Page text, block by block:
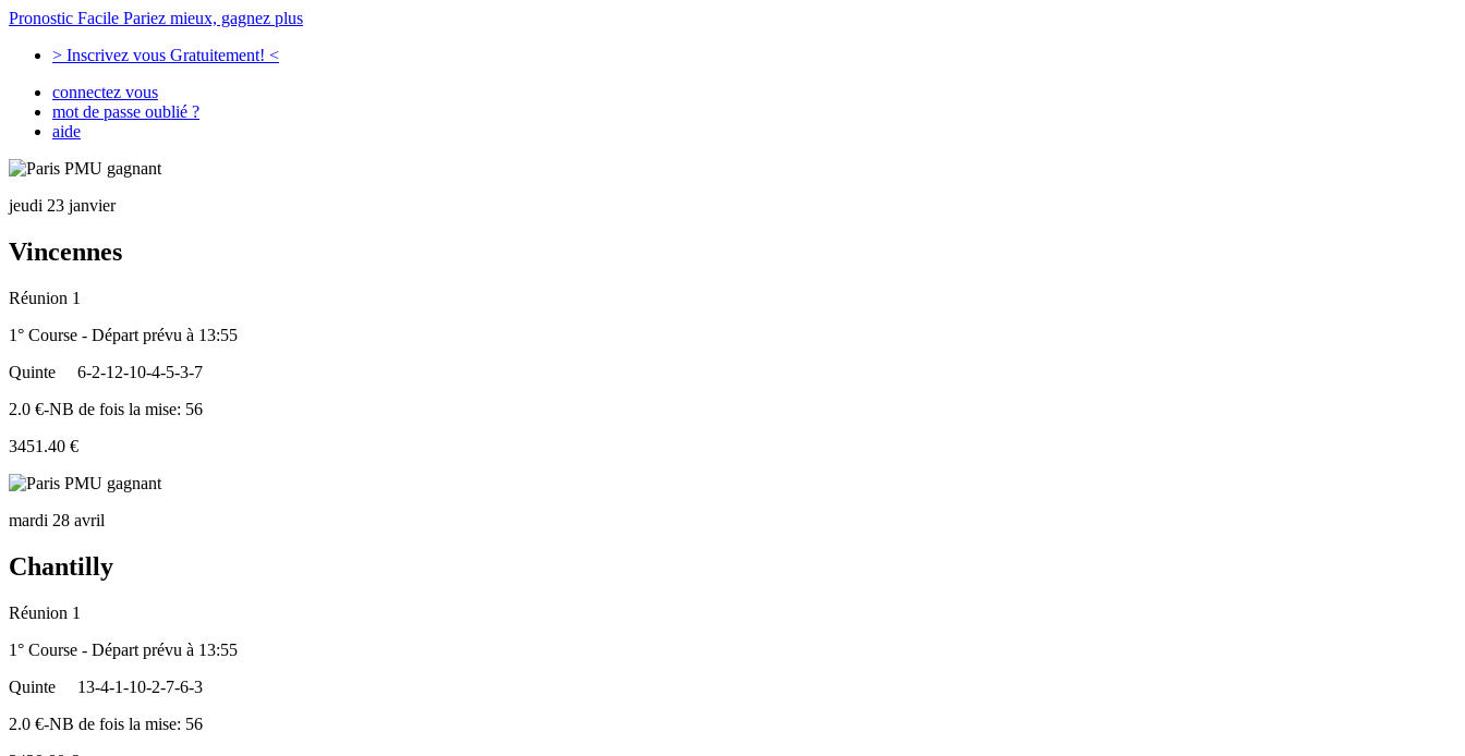
Pronostic Facile Pariez mieux, gagnez plus
> Inscrivez vous Gratuitement! <
connectez vous
mot de passe oublié ?
aide
jeudi 23 janvier
Vincennes
Réunion 1
1° Course - Départ prévu à 13:55
Quinte
6-2-12-10-4-5-3-7
2.0 €-NB de fois la mise: 56
3451.40 €
mardi 28 avril
Chantilly
Réunion 1
1° Course - Départ prévu à 13:55
Quinte
13-4-1-10-2-7-6-3
2.0 €-NB de fois la mise: 56